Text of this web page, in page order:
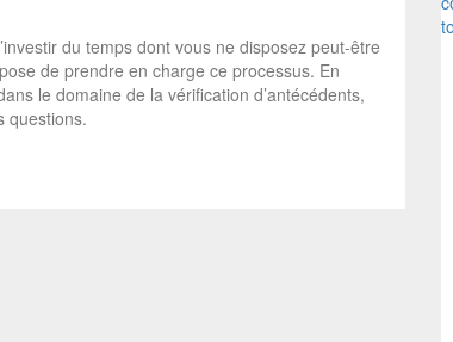
du temps dont vous ne disposez peut-être
de prendre en charge ce processus. En
le domaine de la vérification d’antécédents,
questions.